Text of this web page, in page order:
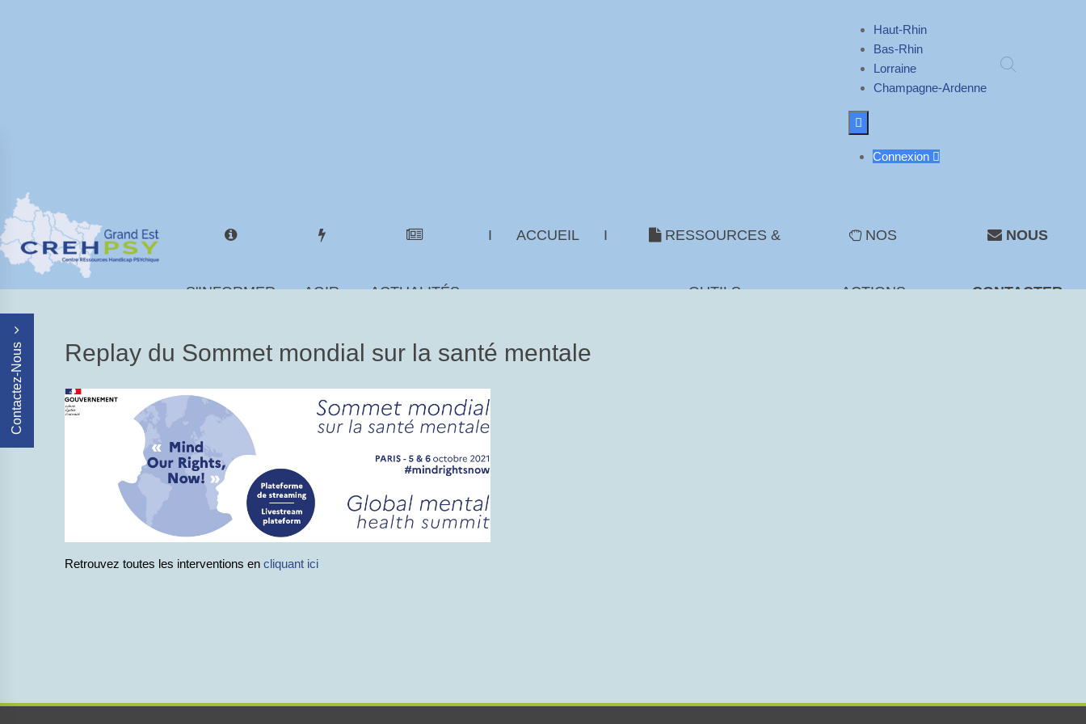
Haut-Rhin
Bas-Rhin
Lorraine
Champagne-Ardenne

Connexion 
S'INFORMER AGIR ACTUALITÉS
I ACCUEIL I RESSOURCES &
OUTILS
NOS
ACTIONS
NOUS
CONTACTER
Contactez-Nous Replay du Sommet mondial sur la santé mentale
Retrouvez toutes les interventions en cliquant ici